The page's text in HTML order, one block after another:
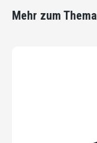
Mehr zum Thema